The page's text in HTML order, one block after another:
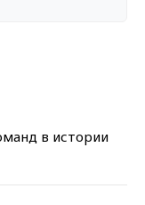
в истории